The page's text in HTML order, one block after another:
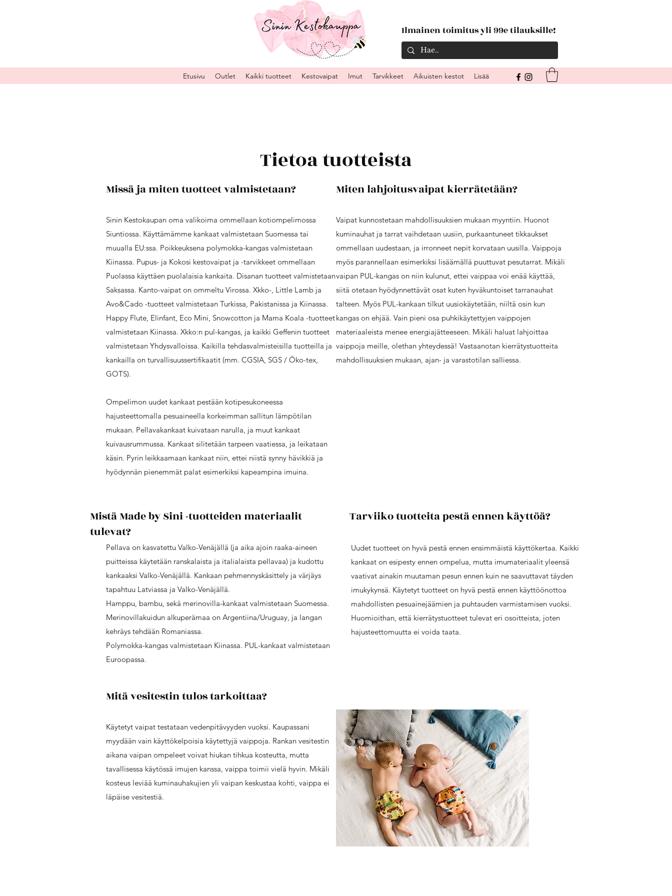
Ilmainen toimitus yli 99e tilauksille!
Etusivu Outlet Kaikki tuotteet Kestovaipat Imut Tarvikkeet Aikuisten kestot Lisää
Tietoa tuotteista
Missä ja miten tuotteet valmistetaan?
Sinin Kestokaupan oma valikoima ommellaan kotiompelimossa
Siuntiossa. Käyttämämme kankaat valmistetaan Suomessa tai
muualla EU:ssa. Poikkeuksena polymokka-kangas valmistetaan
Kiinassa. Pupus- ja Kokosi kestovaipat ja -tarvikkeet ommellaan
Puolassa käyttäen puolalaisia kankaita. Disanan tuotteet valmistetaan
Saksassa. Kanto-vaipat on ommeltu Virossa. Xkko-, Little Lamb ja
Avo&Cado -tuotteet valmistetaan Turkissa, Pakistanissa ja Kiinassa.
Happy Flute, Elinfant, Eco Mini, Snowcotton ja Mama Koala -tuotteet
valmistetaan Kiinassa. Xkko:n pul-kangas, ja kaikki Geffenin tuotteet
valmistetaan Yhdysvalloissa. Kaikilla tehdasvalmisteisilla tuotteilla ja
kankailla on turvallisuussertifikaatit (mm. CGSIA, SGS / Öko-tex,
GOTS).
Ompelimon uudet kankaat pestään kotipesukoneessa
hajusteettomalla pesuaineella korkeimman sallitun lämpötilan
mukaan. Pellavakankaat kuivataan narulla, ja muut kankaat
kuivausrummussa. Kankaat silitetään tarpeen vaatiessa, ja leikataan
käsin. Pyrin leikkaamaan kankaat niin, ettei niistä synny hävikkiä ja
hyödynnän pienemmät palat esimerkiksi kapeampina imuina.
Miten lahjoitusvaipat kierrätetään?
Vaipat kunnostetaan mahdollisuuksien mukaan myyntiin. Huonot
kuminauhat ja tarrat vaihdetaan uusiin, purkaantuneet tikkaukset
ommellaan uudestaan, ja irronneet nepit korvataan uusilla. Vaippoja
myös parannellaan esimerkiksi lisäämällä puuttuvat pesutarrat. Mikäli
vaipan PUL-kangas on niin kulunut, ettei vaippaa voi enää käyttää,
siitä otetaan hyödynnettävät osat kuten hyväkuntoiset tarranauhat
talteen. Myös PUL-kankaan tilkut uusiokäytetään, niiltä osin kun
kangas on ehjää. Vain pieni osa puhkikäytettyjen vaippojen
materiaaleista menee energiajätteeseen. Mikäli haluat lahjoittaa
vaippoja meille, olethan yhteydessä! Vastaanotan kierrätystuotteita
mahdollisuuksien mukaan, ajan- ja varastotilan salliessa.
Mistä Made by Sini -tuotteiden materiaalit
tulevat?
Tarviiko tuotteita pestä ennen käyttöä?
Pellava on kasvatettu Valko-Venäjällä (ja aika ajoin raaka-aineen
puitteissa käytetään ranskalaista ja italialaista pellavaa) ja kudottu
kankaaksi Valko-Venäjällä. Kankaan pehmennyskäsittely ja värjäys
tapahtuu Latviassa ja Valko-Venäjällä.
Hamppu, bambu, sekä merinovilla-kankaat valmistetaan Suomessa.
Merinovillakuidun alkuperämaa on Argentiina/Uruguay, ja langan
kehräys tehdään Romaniassa.
Polymokka-kangas valmistetaan Kiinassa. PUL-kankaat valmistetaan
Euroopassa.
Uudet tuotteet on hyvä pestä ennen ensimmäistä käyttökertaa. Kaikki
kankaat on esipesty ennen ompelua, mutta imumateriaalit yleensä
vaativat ainakin muutaman pesun ennen kuin ne saavuttavat täyden
imukykynsä. Käytetyt tuotteet on hyvä pestä ennen käyttöönottoa
mahdollisten pesuainejäämien ja puhtauden varmistamisen vuoksi.
Huomioithan, että kierrätystuotteet tulevat eri osoitteista, joten
hajusteettomuutta ei voida taata.
Mitä vesitestin tulos tarkoittaa?
Käytetyt vaipat testataan vedenpitävyyden vuoksi. Kaupassani
myydään vain käyttökelpoisia käytettyjä vaippoja. Rankan vesitestin
aikana vaipan ompeleet voivat hiukan tihkua kosteutta, mutta
tavallisessa käytössä imujen kanssa, vaippa toimii vielä hyvin. Mikäli
kosteus leviää kuminauhakujien yli vaipan keskustaa kohti, vaippa ei
läpäise vesitestiä.